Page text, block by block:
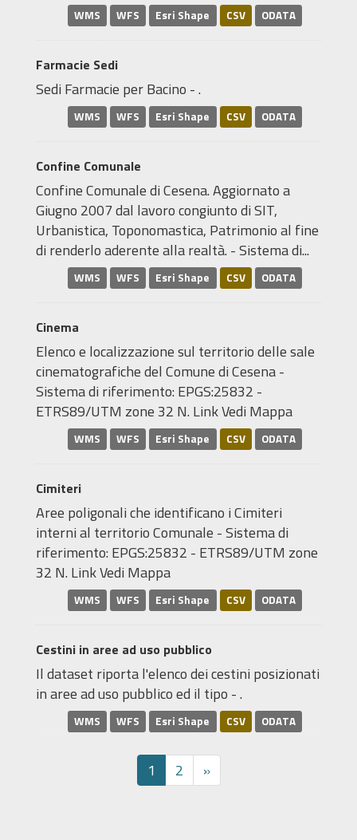
WMS WFS Esri Shape CSV ODATA
Farmacie Sedi
Sedi Farmacie per Bacino - .
WMS WFS Esri Shape CSV ODATA
Confine Comunale
Confine Comunale di Cesena. Aggiornato a
Giugno 2007 dal lavoro congiunto di SIT,
Urbanistica, Toponomastica, Patrimonio al fine
di renderlo aderente alla realtà. - Sistema di...
WMS WFS Esri Shape CSV ODATA
Cinema
Elenco e localizzazione sul territorio delle sale
cinematografiche del Comune di Cesena -
Sistema di riferimento: EPGS:25832 -
ETRS89/UTM zone 32 N. Link Vedi Mappa
WMS WFS Esri Shape CSV ODATA
Cimiteri
Aree poligonali che identificano i Cimiteri
interni al territorio Comunale - Sistema di
riferimento: EPGS:25832 - ETRS89/UTM zone
32 N. Link Vedi Mappa
WMS WFS Esri Shape CSV ODATA
Cestini in aree ad uso pubblico
Il dataset riporta l'elenco dei cestini posizionati
in aree ad uso pubblico ed il tipo - .
WMS WFS Esri Shape CSV ODATA
1 2 »